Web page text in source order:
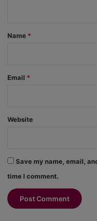
*
Name *
Email *
Website
Save my name, email,
time I comment.